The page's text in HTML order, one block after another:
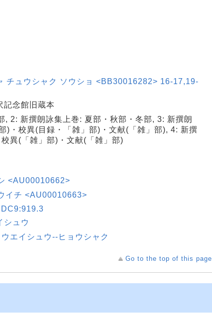
チュウシャク ソウショ <BB30016282> 16-17,19-
記念館旧蔵本
, 2: 新撰朗詠集上巻: 夏部・秋部・冬部, 3: 新撰朗
)・校異(目録・「雑」部)・文献(「雑」部), 4: 新撰
異(「雑」部)・文献(「雑」部)
<AU00010662>
イチ <AU00010663>
シュウ
エイシュウ--ヒョウシャク
Go to the top of this page